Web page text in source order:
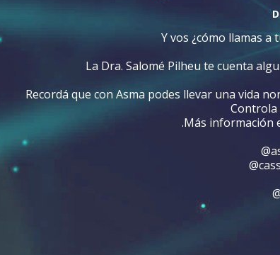
Y vos ¿cómo llamas a
La Dra. Salomé Pilheu te cuenta
Recordá que con Asma podes llevar una vida
Controla
.Más información